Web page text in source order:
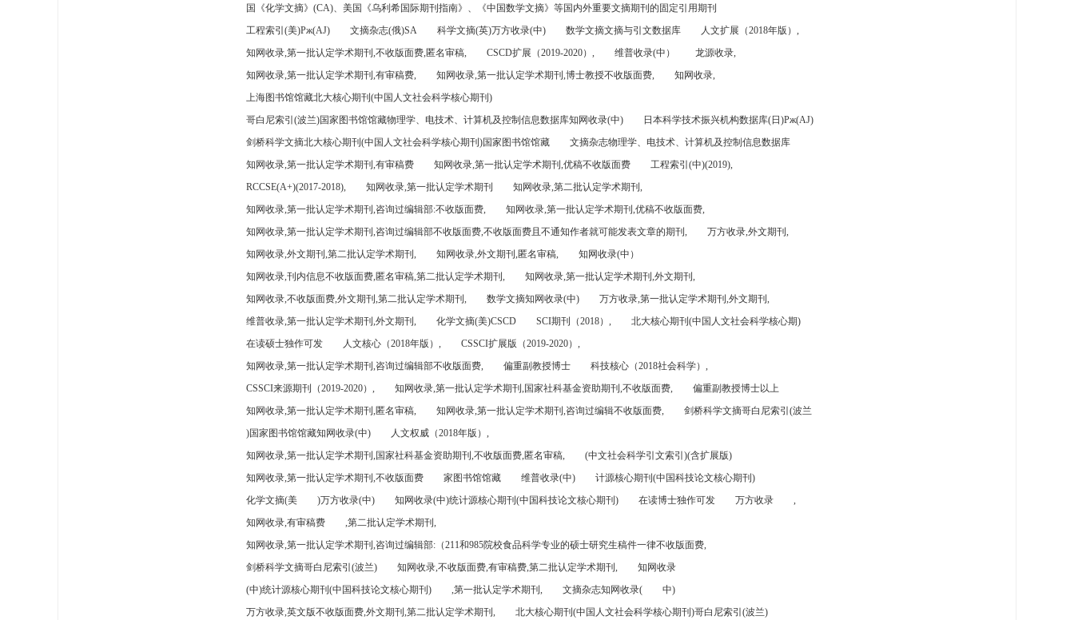
国《化学文摘》(CA)、美国《乌利希国际期刊指南》、《中国数学文摘》等国内外重要文摘期刊的固定引用期刊
工程索引(美)Pж(AJ)
文摘杂志(俄)SA 科学文摘(英)万方收录(中) 数学文摘文摘与引文数据库
人文扩展（2018年版）,
知网收录,第一批认定学术期刊,不收版面费,匿名审稿,
CSCD扩展（2019-2020）, 维普收录(中）
龙源收录,
知网收录,第一批认定学术期刊,有审稿费,
知网收录,第一批认定学术期刊,博士教授不收版面费,
知网收录,
上海图书馆馆藏北大核心期刊(中国人文社会科学核心期刊)
哥白尼索引(波兰)国家图书馆馆藏物理学、电技术、计算机及控制信息数据库知网收录(中)
日本科学技术振兴机构数据库(日)Pж(AJ)
剑桥科学文摘北大核心期刊(中国人文社会科学核心期刊)国家图书馆馆藏
文摘杂志物理学、电技术、计算机及控制信息数据库
知网收录,第一批认定学术期刊,有审稿费
知网收录,第一批认定学术期刊,优稿不收版面费
工程索引(中)(2019),
RCCSE(A+)(2017-2018),
知网收录,第一批认定学术期刊
知网收录,第二批认定学术期刊,
知网收录,第一批认定学术期刊,咨询过编辑部:不收版面费,
知网收录,第一批认定学术期刊,优稿不收版面费,
知网收录,第一批认定学术期刊,咨询过编辑部不收版面费,不收版面费且不通知作者就可能发表文章的期刊,
万方收录,外文期刊,
知网收录,外文期刊,第二批认定学术期刊,
知网收录,外文期刊,匿名审稿,
知网收录(中）
知网收录,刊内信息不收版面费,匿名审稿,第二批认定学术期刊,
知网收录,第一批认定学术期刊,外文期刊,
知网收录,不收版面费,外文期刊,第二批认定学术期刊,
数学文摘知网收录(中)
万方收录,第一批认定学术期刊,外文期刊,
维普收录,第一批认定学术期刊,外文期刊,
化学文摘(美)CSCD SCI期刊（2018）,
北大核心期刊(中国人文社会科学核心期)
在读硕士独作可发
人文核心（2018年版）,
CSSCI扩展版（2019-2020）,
知网收录,第一批认定学术期刊,咨询过编辑部不收版面费,
偏重副教授博士
科技核心（2018社会科学）,
CSSCI来源期刊（2019-2020）,
知网收录,第一批认定学术期刊,国家社科基金资助期刊,不收版面费,
偏重副教授博士以上
知网收录,第一批认定学术期刊,匿名审稿,
知网收录,第一批认定学术期刊,咨询过编辑不收版面费,
剑桥科学文摘哥白尼索引(波兰
)国家图书馆馆藏知网收录(中)
人文权威（2018年版）,
知网收录,第一批认定学术期刊,国家社科基金资助期刊,不收版面费,匿名审稿,
(中文社会科学引文索引)(含扩展版)
知网收录,第一批认定学术期刊,不收版面费
家图书馆馆藏 维普收录(中)
计源核心期刊(中国科技论文核心期刊)
化学文摘(美
)万方收录(中) 知网收录(中)统计源核心期刊(中国科技论文核心期刊) 在读博士独作可发 万方收录
,
知网收录,有审稿费
,第二批认定学术期刊,
知网收录,第一批认定学术期刊,咨询过编辑部:（211和985院校食品科学专业的硕士研究生稿件一律不收版面费,
剑桥科学文摘哥白尼索引(波兰)
知网收录,不收版面费,有审稿费,第二批认定学术期刊,
知网收录
(中)统计源核心期刊(中国科技论文核心期刊)
,第一批认定学术期刊, 文摘杂志知网收录(
中)
万方收录,英文版不收版面费,外文期刊,第二批认定学术期刊,
北大核心期刊(中国人文社会科学核心期刊)哥白尼索引(波兰)